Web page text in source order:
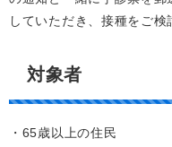
していただき、接種をご検
対象者
・65歳以上の住民